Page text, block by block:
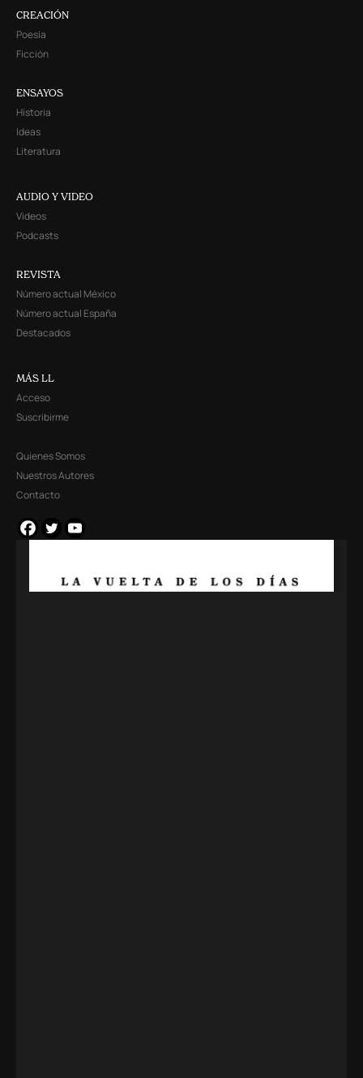
CREACIÓN
Poesía
Ficción
ENSAYOS
Historia
Ideas
Literatura
AUDIO Y VIDEO
Videos
Podcasts
REVISTA
Número actual México
Número actual España
Destacados
MÁS LL
Acceso
Suscribirme
Quienes Somos
Nuestros Autores
Contacto